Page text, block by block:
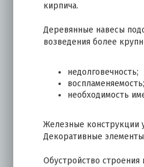
кирпича.
Деревянные навесы
возведения более
недолговечность;
воспламеняемость;
необходимость
Железные конструкции
Декоративные
Обустройство